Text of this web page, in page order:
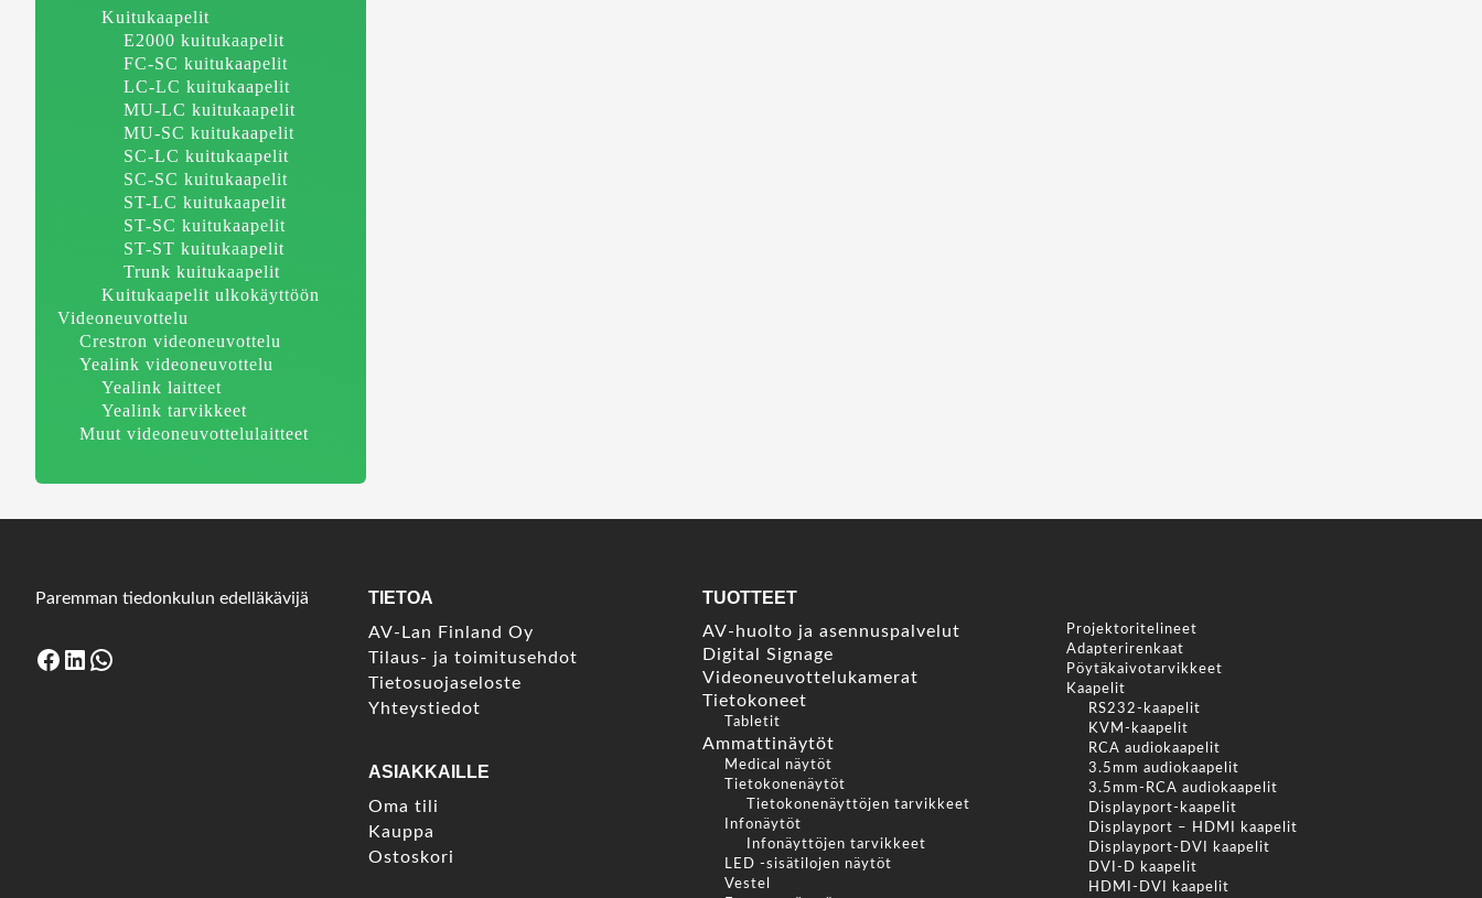
Kuitukaapelit
E2000 kuitukaapelit
FC-SC kuitukaapelit
LC-LC kuitukaapelit
MU-LC kuitukaapelit
MU-SC kuitukaapelit
SC-LC kuitukaapelit
SC-SC kuitukaapelit
ST-LC kuitukaapelit
ST-SC kuitukaapelit
ST-ST kuitukaapelit
Trunk kuitukaapelit
Kuitukaapelit ulkokäyttöön
Videoneuvottelu
Crestron videoneuvottelu
Yealink videoneuvottelu
Yealink laitteet
Yealink tarvikkeet
Muut videoneuvottelulaitteet
Paremman tiedonkulun edelläkävijä
Facebook LinkedIn WhatsApp
TIETOA
AV-Lan Finland Oy
Tilaus- ja toimitusehdot
Tietosuojaseloste
Yhteystiedot
ASIAKKAILLE
Oma tili
Kauppa
Ostoskori
TUOTTEET
AV-huolto ja asennuspalvelut
Digital Signage
Videoneuvottelukamerat
Tietokoneet
Tabletit
Ammattinäytöt
Medical näytöt
Tietokonenäytöt
Tietokonenäyttöjen tarvikkeet
Infonäytöt
Infonäyttöjen tarvikkeet
LED -sisätilojen näytöt
Vestel
Projektoritelineet
Adapterirenkaat
Pöytäkaivotarvikkeet
Kaapelit
RS232-kaapelit
KVM-kaapelit
RCA audiokaapelit
3.5mm audiokaapelit
3.5mm-RCA audiokaapelit
Displayport-kaapelit
Displayport – HDMI kaapelit
Displayport-DVI kaapelit
DVI-D kaapelit
HDMI-DVI kaapelit